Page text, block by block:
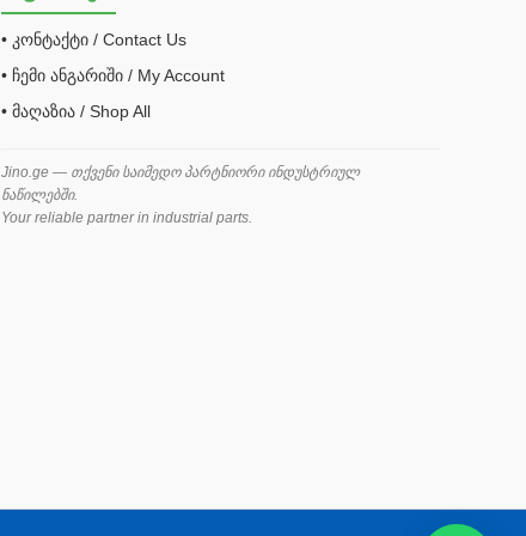
• კონტაქტი / Contact Us
• ჩემი ანგარიში / My Account
• მაღაზია / Shop All
Jino.ge — თქვენი საიმედო პარტნიორი ინდუსტრიულ
ნაწილებში.
Your reliable partner in industrial parts.